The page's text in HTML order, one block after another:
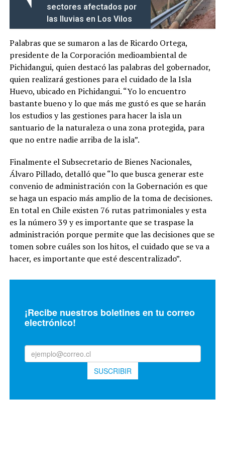
sectores afectados por
las lluvias en Los Vilos
Palabras que se sumaron a las de Ricardo Ortega,
presidente de la Corporación medioambiental de
Pichidangui, quien destacó las palabras del gobernador,
quien realizará gestiones para el cuidado de la Isla
Huevo, ubicado en Pichidangui. “Yo lo encuentro
bastante bueno y lo que más me gustó es que se harán
los estudios y las gestiones para hacer la isla un
santuario de la naturaleza o una zona protegida, para
que no entre nadie arriba de la isla”.
Finalmente el Subsecretario de Bienes Nacionales,
Álvaro Pillado, detalló que “lo que busca generar este
convenio de administración con la Gobernación es que
se haga un espacio más amplio de la toma de decisiones.
En total en Chile existen 76 rutas patrimoniales y esta
es la número 39 y es importante que se traspase la
administración porque permite que las decisiones que se
tomen sobre cuáles son los hitos, el cuidado que se va a
hacer, es importante que esté descentralizado”.